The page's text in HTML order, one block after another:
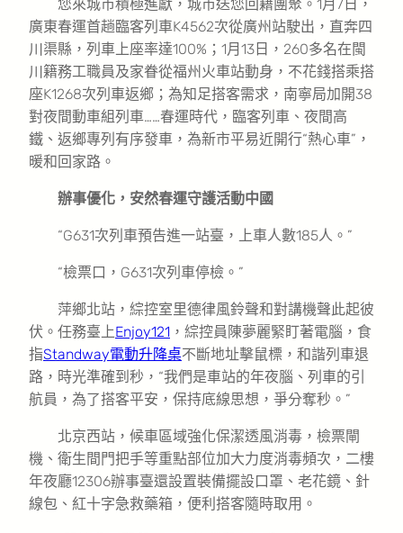
您來城市積極進獻，城市送您回籍團聚。1月7日，
廣東春運首趟臨客列車K4562次從廣州站駛出，直奔四
川渠縣，列車上座率達100%；1月13日，260多名在閩
川籍務工職員及家眷從福州火車站動身，不花錢搭乘搭
座K1268次列車返鄉；為知足搭客需求，南寧局加開38
對夜間動車組列車……春運時代，臨客列車、夜間高
鐵、返鄉專列有序發車，為新市平易近開行“熱心車”，
暖和回家路。
辦事優化，安然春運守護活動中國
“G631次列車預告進一站臺，上車人數185人。”
“檢票口，G631次列車停檢。”
萍鄉北站，綜控室里德律風鈴聲和對講機聲此起彼
伏。任務臺上Enjoy121 ，綜控員陳夢麗緊盯著電腦，食
指Standway電動升降桌不斷地址擊鼠標，和諧列車退
路，時光準確到秒，“我們是車站的年夜腦、列車的引
航員，為了搭客平安，保持底線思想，爭分奪秒。”
北京西站，候車區域強化保潔透風消毒，檢票閘
機、衛生間門把手等重點部位加大力度消毒頻次，二樓
年夜廳12306辦事臺還設置裝備擺設口罩、老花鏡、針
線包、紅十字急救藥箱，便利搭客隨時取用。